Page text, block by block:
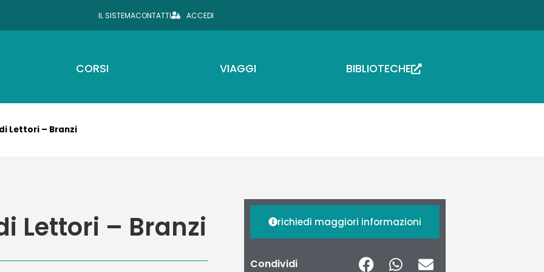
IL SISTEMACONTATTI ACCEDI
CORSI VIAGGI BIBLIOTECHE
Lettori – Branzi
Lettori – Branzi richiedi maggiori informazioni
Condividi